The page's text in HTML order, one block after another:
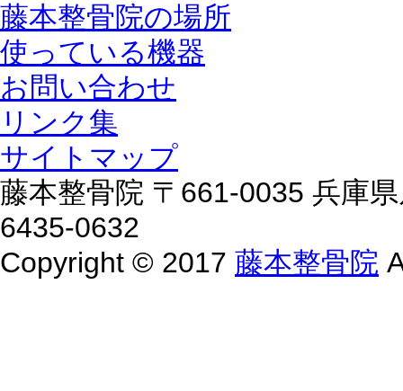
藤本整骨院の場所
使っている機器
お問い合わせ
リンク集
サイトマップ
藤本整骨院 〒661-0035 兵庫
6435-0632
Copyright © 2017 藤本整骨院